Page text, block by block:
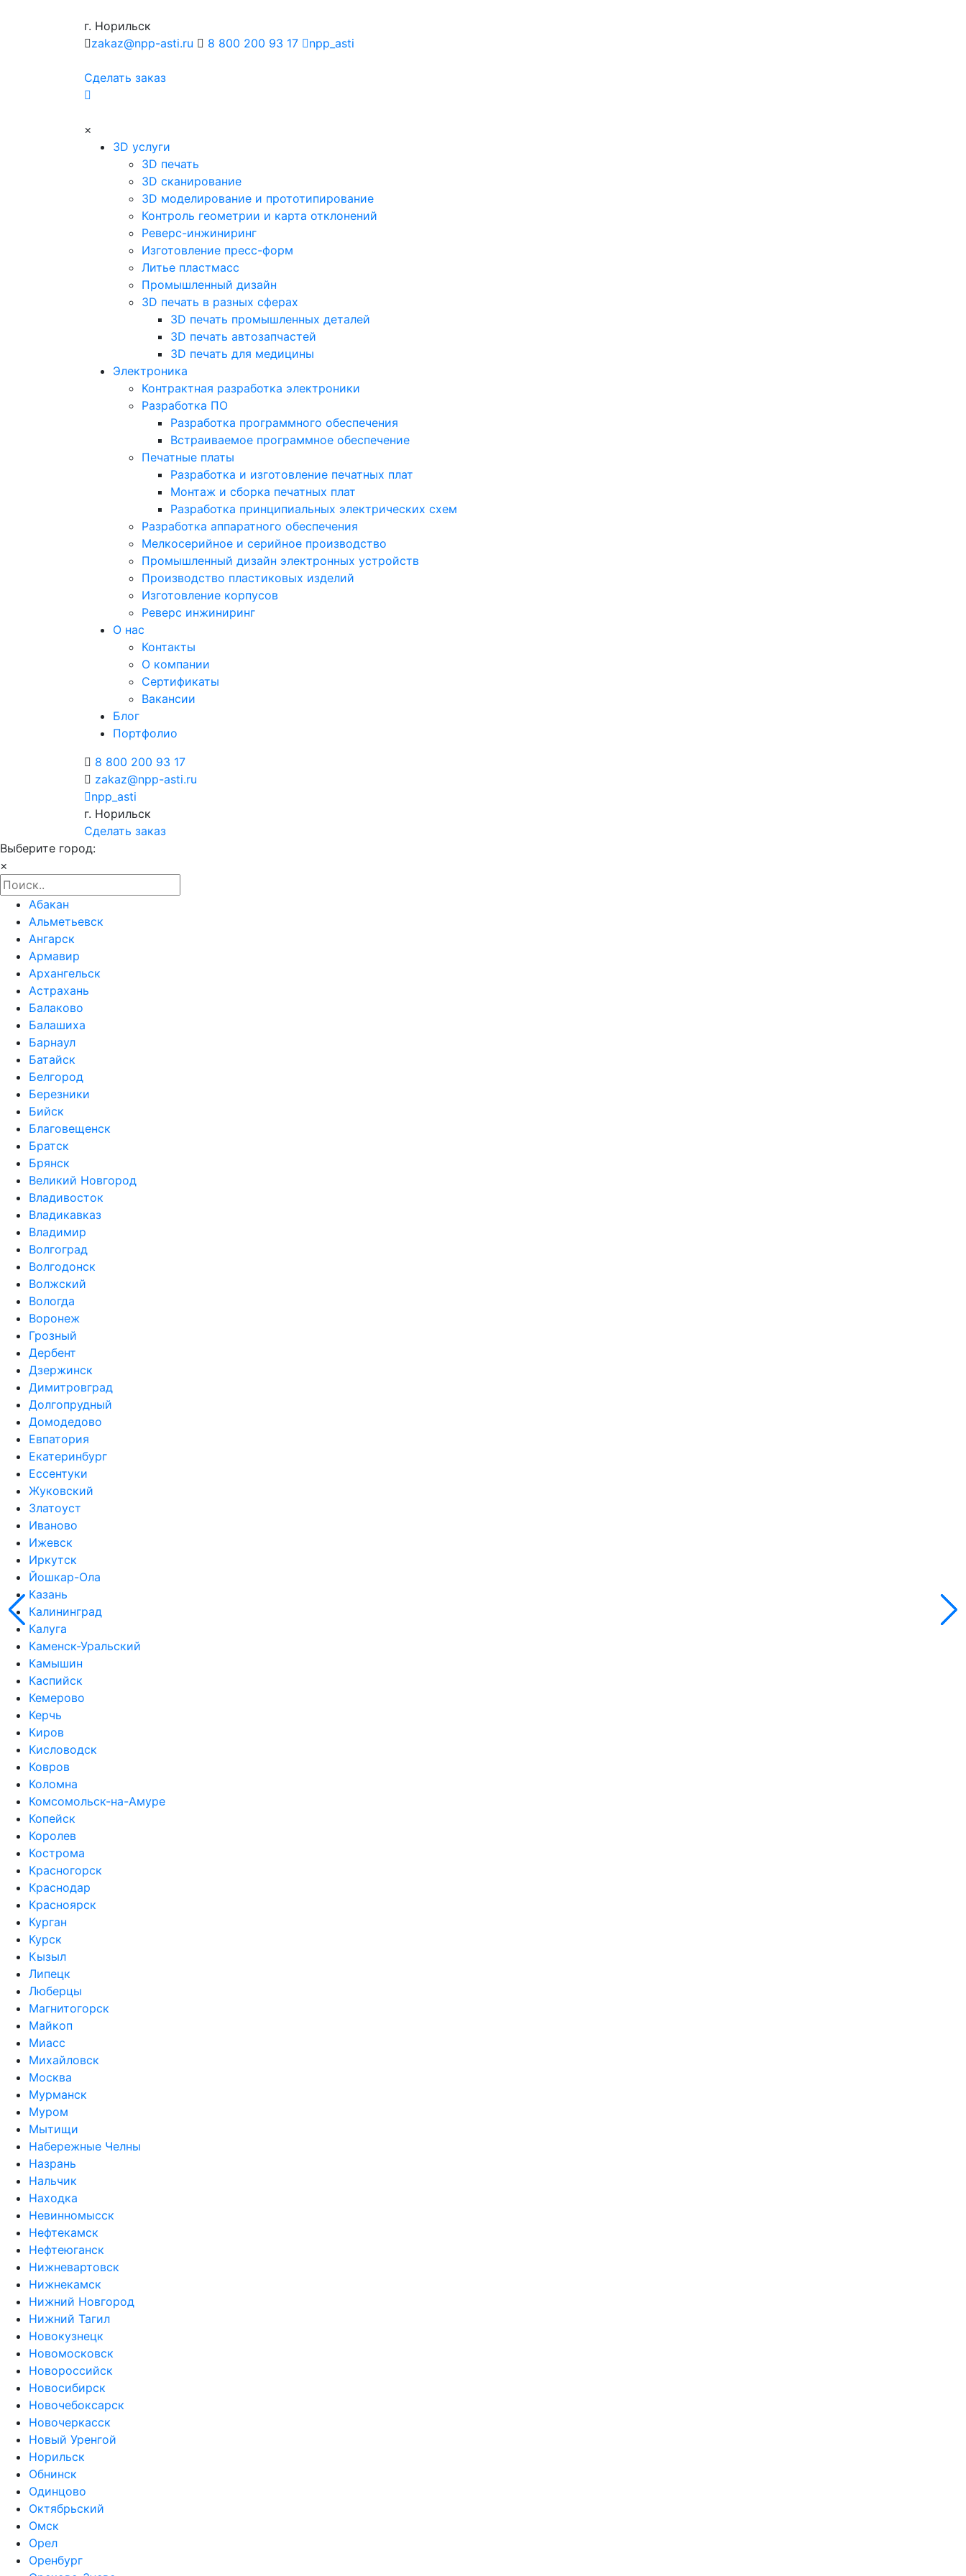
г. Норильск
zakaz@npp-asti.ru
8 800 200 93 17 npp_asti
Сделать заказ
×
3D услуги
3D печать
3D сканирование
3D моделирование и прототипирование
Контроль геометрии и карта отклонений
Реверс-инжиниринг
Изготовление пресс-форм
Литье пластмасс
Промышленный дизайн
3D печать в разных сферах
3D печать промышленных деталей
3D печать автозапчастей
3D печать для медицины
Электроника
Контрактная разработка электроники
Разработка ПО
Разработка программного обеспечения
Встраиваемое программное обеспечение
Печатные платы
Разработка и изготовление печатных плат
Монтаж и сборка печатных плат
Разработка принципиальных электрических схем
Разработка аппаратного обеспечения
Мелкосерийное и серийное производство
Промышленный дизайн электронных устройств
Производство пластиковых изделий
Изготовление корпусов
Реверс инжиниринг
О нас
Контакты
О компании
Сертификаты
Вакансии
Блог
Портфолио
8 800 200 93 17
zakaz@npp-asti.ru
npp_asti
г. Норильск
Сделать заказ
Выберите город:
×
Абакан
Альметьевск
Ангарск
Армавир
Архангельск
Астрахань
Балаково
Балашиха
Барнаул
Батайск
Белгород
Березники
Бийск
Благовещенск
Братск
Брянск
Великий Новгород
Владивосток
Владикавказ
Владимир
Волгоград
Волгодонск
Волжский
Вологда
Воронеж
Грозный
Дербент
Дзержинск
Димитровград
Долгопрудный
Домодедово
Евпатория
Екатеринбург
Ессентуки
Жуковский
Златоуст
Иваново
Ижевск
Иркутск
Йошкар-Ола
Казань
Калининград
Калуга
Каменск-Уральский
Камышин
Каспийск
Кемерово
Керчь
Киров
Кисловодск
Ковров
Коломна
Комсомольск-на-Амуре
Копейск
Королев
Кострома
Красногорск
Краснодар
Красноярск
Курган
Курск
Кызыл
Липецк
Люберцы
Магнитогорск
Майкоп
Миасс
Михайловск
Москва
Мурманск
Муром
Мытищи
Набережные Челны
Назрань
Нальчик
Находка
Невинномысск
Нефтекамск
Нефтеюганск
Нижневартовск
Нижнекамск
Нижний Новгород
Нижний Тагил
Новокузнецк
Новомосковск
Новороссийск
Новосибирск
Новочебоксарск
Новочеркасск
Новый Уренгой
Норильск
Обнинск
Одинцово
Октябрьский
Омск
Орел
Оренбург